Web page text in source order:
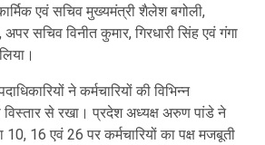
एवं सचिव मुख्यमंत्री शैलेश बगोली,
सचिव विनीत कुमार, गिरधारी सिंह एवं गंगा
ने कर्मचारियों की विभिन्न
से रखा। प्रदेश अध्यक्ष अरुण पांडे ने
16 एवं 26 पर कर्मचारियों का पक्ष मजबूती